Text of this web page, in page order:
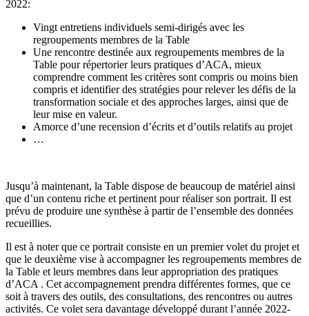
2022:
Vingt entretiens individuels semi-dirigés avec les
regroupements membres de la Table
Une rencontre destinée aux regroupements membres de la
Table pour répertorier leurs pratiques d’ACA, mieux
comprendre comment les critères sont compris ou moins bien
compris et identifier des stratégies pour relever les défis de la
transformation sociale et des approches larges, ainsi que de
leur mise en valeur.
Amorce d’une recension d’écrits et d’outils relatifs au projet
…
Jusqu’à maintenant, la Table dispose de beaucoup de matériel ainsi
que d’un contenu riche et pertinent pour réaliser son portrait. Il est
prévu de produire une synthèse à partir de l’ensemble des données
recueillies.
Il est à noter que ce portrait consiste en un premier volet du projet et
que le deuxième vise à accompagner les regroupements membres de
la Table et leurs membres dans leur appropriation des pratiques
d’ACA . Cet accompagnement prendra différentes formes, que ce
soit à travers des outils, des consultations, des rencontres ou autres
activités. Ce volet sera davantage développé durant l’année 2022-